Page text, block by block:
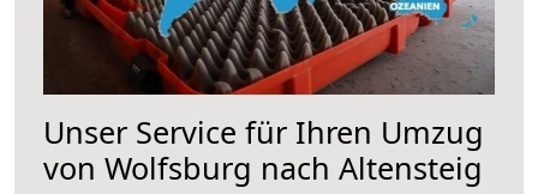
Unser Service für Ihren Umzug
von Wolfsburg nach Altensteig